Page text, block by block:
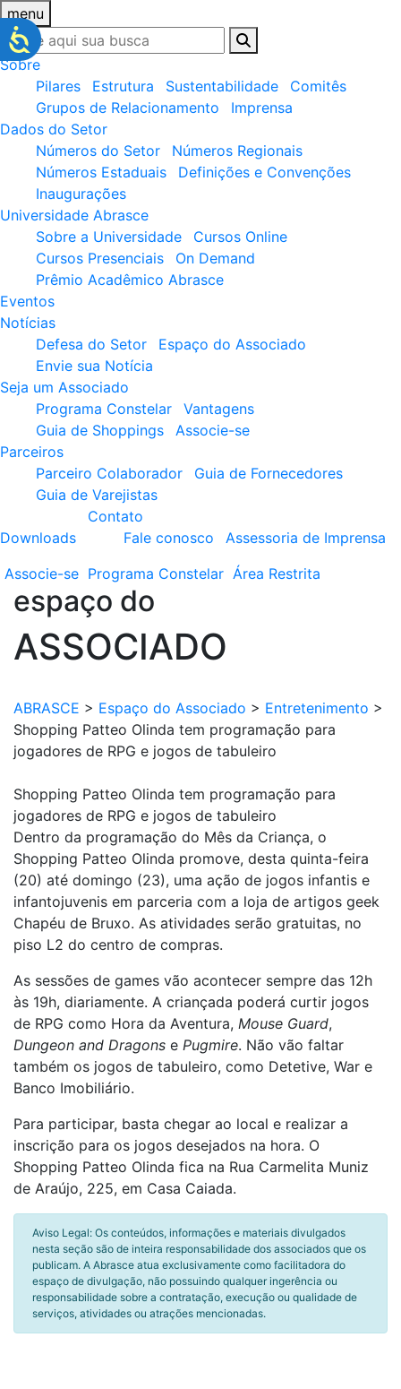
menu
Sobre
Pilares
Estrutura Sustentabilidade
Comitês
Grupos de Relacionamento
Imprensa
Dados do Setor
Números do Setor
Números Regionais
Números Estaduais
Definições e Convenções
Inaugurações
Universidade Abrasce
Sobre a Universidade
Cursos Online
Cursos Presenciais
On Demand
Prêmio Acadêmico Abrasce
Eventos
Notícias
Defesa do Setor
Espaço do Associado
Envie sua Notícia
Seja um Associado
Programa Constelar
Vantagens
Guia de Shoppings
Associe-se
Parceiros
Parceiro Colaborador
Guia de Fornecedores
Guia de Varejistas
Downloads
Contato
Fale conosco
Assessoria de Imprensa
Associe-se Programa Constelar Área Restrita
espaço do
ASSOCIADO
ABRASCE > Espaço do Associado > Entretenimento >
Shopping Patteo Olinda tem programação para
jogadores de RPG e jogos de tabuleiro
Shopping Patteo Olinda tem programação para
jogadores de RPG e jogos de tabuleiro
Dentro da programação do Mês da Criança, o
Shopping Patteo Olinda promove, desta quinta-feira
(20) até domingo (23), uma ação de jogos infantis e
infantojuvenis em parceria com a loja de artigos geek
Chapéu de Bruxo. As atividades serão gratuitas, no
piso L2 do centro de compras.
As sessões de games vão acontecer sempre das 12h
às 19h, diariamente. A criançada poderá curtir jogos
de RPG como Hora da Aventura, Mouse Guard,
Dungeon and Dragons e Pugmire. Não vão faltar
também os jogos de tabuleiro, como Detetive, War e
Banco Imobiliário.
Para participar, basta chegar ao local e realizar a
inscrição para os jogos desejados na hora. O
Shopping Patteo Olinda fica na Rua Carmelita Muniz
de Araújo, 225, em Casa Caiada.
Aviso Legal: Os conteúdos, informações e materiais divulgados
nesta seção são de inteira responsabilidade dos associados que os
publicam. A Abrasce atua exclusivamente como facilitadora do
espaço de divulgação, não possuindo qualquer ingerência ou
responsabilidade sobre a contratação, execução ou qualidade de
serviços, atividades ou atrações mencionadas.